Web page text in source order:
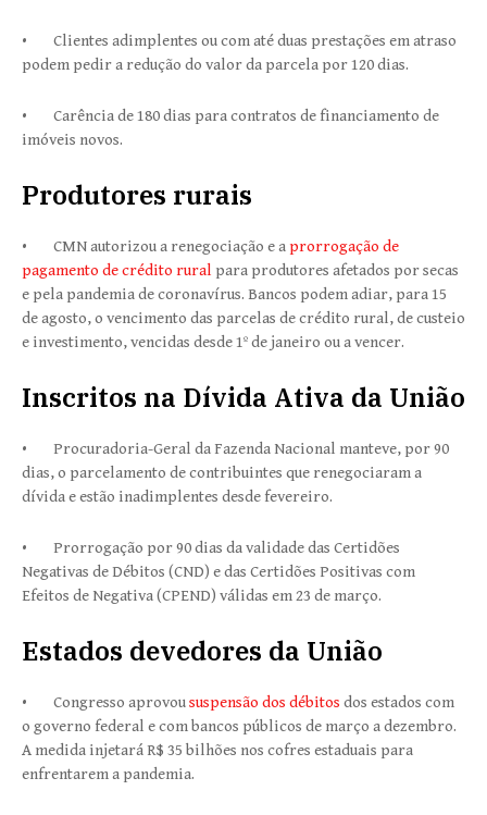
• Clientes adimplentes ou com até duas prestações em atraso
podem pedir a redução do valor da parcela por 120 dias.
• Carência de 180 dias para contratos de financiamento de
imóveis novos.
Produtores rurais
• CMN autorizou a renegociação e aprorrogação de
pagamento de crédito rural para produtores afetados por secas
e pela pandemia de coronavírus. Bancos podem adiar, para 15
de agosto, o vencimento das parcelas de crédito rural, de custeio
e investimento, vencidas desde 1º de janeiro ou a vencer.
Inscritos na Dívida Ativa da União
• Procuradoria-Geral da Fazenda Nacional manteve, por 90
dias, o parcelamento de contribuintes que renegociaram a
dívida e estão inadimplentes desde fevereiro.
• Prorrogação por 90 dias da validade das Certidões
Negativas de Débitos (CND) e das Certidões Positivas com
Efeitos de Negativa (CPEND) válidas em 23 de março.
Estados devedores da União
• Congresso aprovoususpensão dos débitos dos estados com
o governo federal e com bancos públicos de março a dezembro.
A medida injetará R$ 35 bilhões nos cofres estaduais para
enfrentarem a pandemia.